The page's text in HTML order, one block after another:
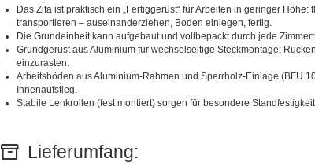
Das Zifa ist praktisch ein „Fertiggerüst“ für Arbeiten in geringer
transportieren – auseinanderziehen, Boden einlegen, fertig.
Die Grundeinheit kann aufgebaut und vollbepackt durch jede
Grundgerüst aus Aluminium für wechselseitige Steckmontage;
einzurasten.
Arbeitsböden aus Aluminium-Rahmen und Sperrholz-Einlage (BFU
Innenaufstieg.
Stabile Lenkrollen (fest montiert) sorgen für besondere Standfestigkeit.
Lieferumfang: